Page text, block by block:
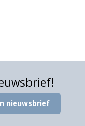
nieuwsbrief